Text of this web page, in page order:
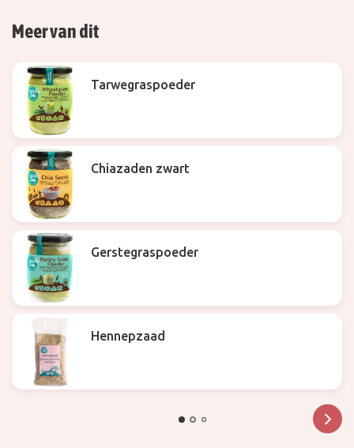
Meer van dit
Tarwegraspoeder
Chiazaden zwart
Gerstegraspoeder
Hennepzaad